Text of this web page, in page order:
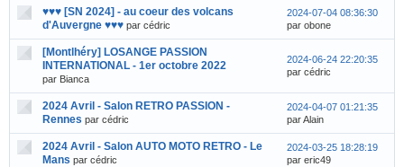
♥♥♥ [SN 2024] - au coeur des volcans
d'Auvergne ♥♥♥ par cédric
2024-07-04 08:36:30
par obone
[Montlhéry] LOSANGE PASSION
INTERNATIONAL - 1er octobre 2022
par Bianca
2024-06-24 22:20:35
par cédric
2024 Avril - Salon RETRO PASSION -
Rennes par cédric
2024-04-07 01:21:35
par Alain
2024 Avril - Salon AUTO MOTO RETRO - Le
Mans par cédric
2024-03-25 18:28:19
par eric49